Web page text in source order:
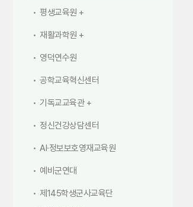
평생교육원
재활과학원
영덕연수원
공학교육혁신센터
기독교교육관
정신건강상담센터
AI·정보보호영재교육원
예비군연대
제145학생군사교육단